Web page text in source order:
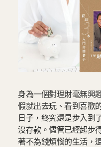
身為一個對理財毫無興
假就出去玩、看到喜歡
日子，終究還是步入到
沒存款。儘管已經起步
著不為錢煩惱的生活，